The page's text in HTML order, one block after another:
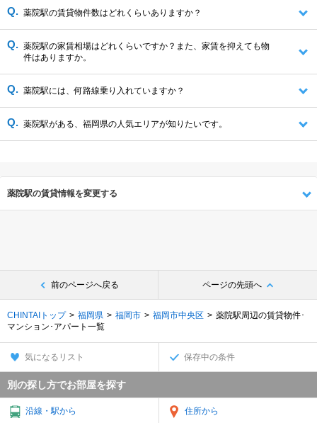
薬院駅の賃貸物件数はどれくらいありますか？
薬院駅の家賃相場はどれくらいですか？また、家賃を抑えても物
件はありますか。
薬院駅には、何路線乗り入れていますか？
薬院駅がある、福岡県の人気エリアが知りたいです。
薬院駅の賃貸情報を変更する
前のページへ戻る ページの先頭へ
CHINTAIトップ 福岡県 福岡市 福岡市中央区
薬院駅周辺の賃貸物件･
マンション･アパート一覧
気になるリスト 保存中の条件
別の探し方でお部屋を探す
沿線・駅から 住所から